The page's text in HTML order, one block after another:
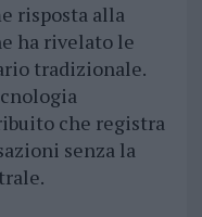
risposta alla
ha rivelato le
tradizionale.
che registra
senza la